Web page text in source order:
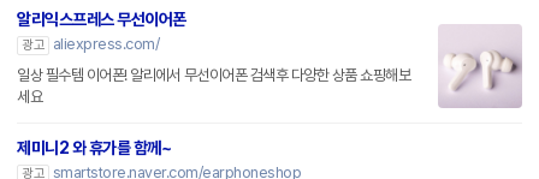
알리익스프레스 무선이어폰
광고
aliexpress.com/
일상 필수템 이어폰! 알리에서 무선이어폰 검색후 다양한 상품 쇼핑해보
세요
제미니2 와 휴가를 함께~
광고 smartstore.naver.com/earphoneshop